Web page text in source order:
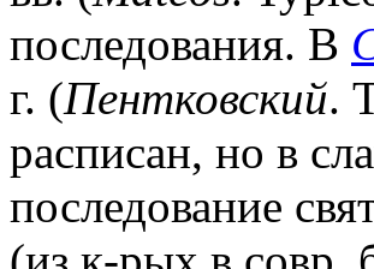
последования. В
г. (Пентковский.
расписан, но в
последование